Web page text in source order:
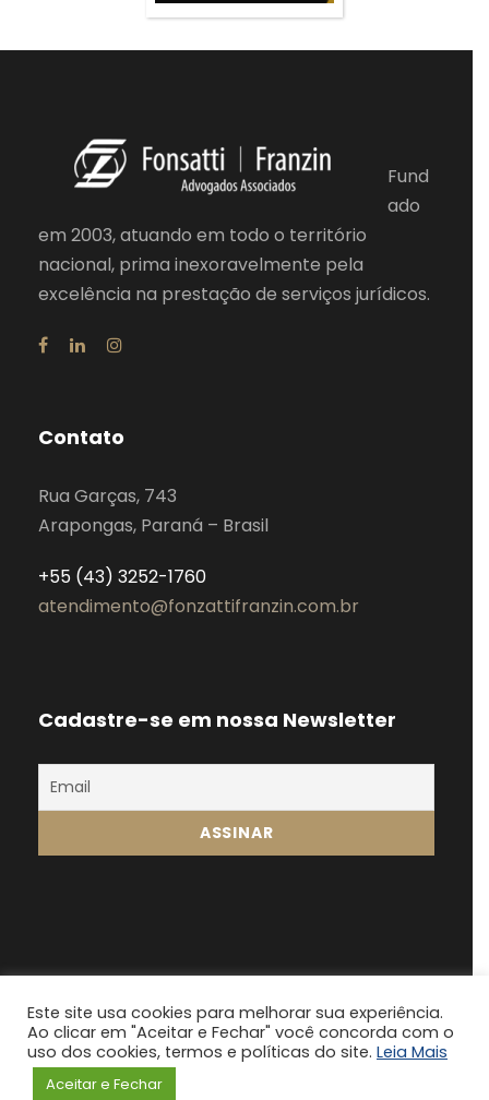
Fund
ado
em 2003, atuando em todo o território
nacional, prima inexoravelmente pela
excelência na prestação de serviços jurídicos.
Contato
Rua Garças, 743
Arapongas, Paraná – Brasil
+55 (43) 3252-1760
atendimento@fonzattifranzin.com.br
Cadastre-se em nossa Newsletter
Fonsatti Franzin 2024, Todos os direitos
Este site usa cookies para melhorar sua experiência.
Ao clicar em "Aceitar e Fechar" você concorda com o
uso dos cookies, termos e políticas do site. Leia Mais
Aceitar e Fechar